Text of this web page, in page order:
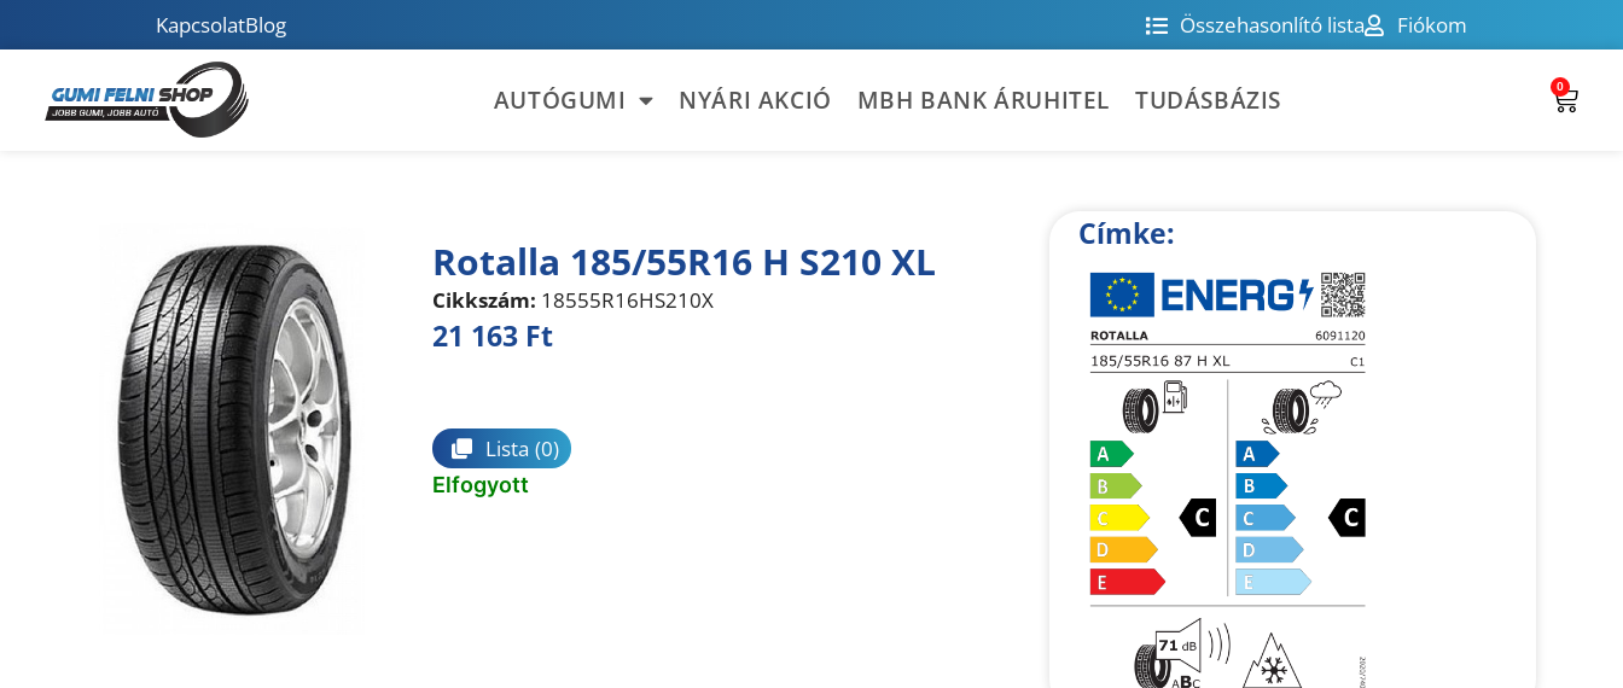
KapcsolatBlog Összehasonlító lista Fiókom
AUTÓGUMI NYÁRI AKCIÓ MBH BANK ÁRUHITEL TUDÁSBÁZIS 0
Rotalla 185/55R16 H S210 XL
Cikkszám: 18555R16HS210X
21 163 Ft
Lista (0)
Elfogyott
Címke: